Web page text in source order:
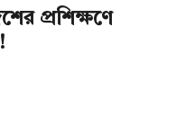
প্রশিক্ষণে